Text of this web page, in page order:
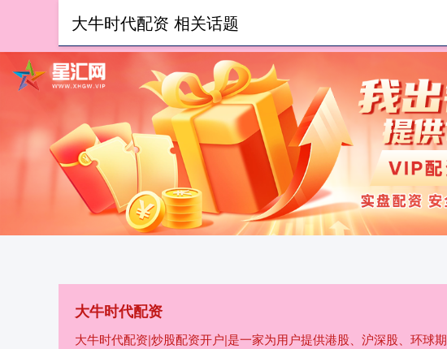
大牛时代配资
大牛时代配资|炒股配资开户|是一家为用户提供港股、沪深股、环球
大牛时代配资 相关话题